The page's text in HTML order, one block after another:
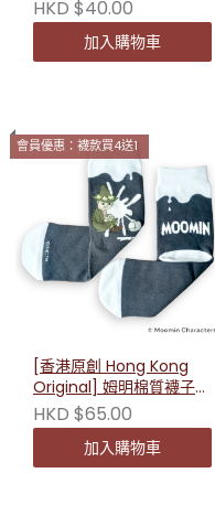
HKD $40.00
加入購物車
會員優惠：襪款買4送1
[香港原創 Hong Kong
Original] 姆明棉質襪子-
長款(史力奇) 230184
HKD $65.00
加入購物車